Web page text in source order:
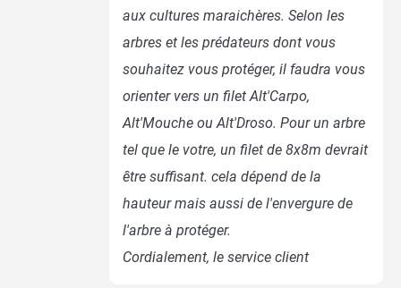
aux cultures maraichères. Selon les
arbres et les prédateurs dont vous
souhaitez vous protéger, il faudra vous
orienter vers un filet Alt'Carpo,
Alt'Mouche ou Alt'Droso. Pour un arbre
tel que le votre, un filet de 8x8m devrait
être suffisant. cela dépend de la
hauteur mais aussi de l'envergure de
l'arbre à protéger.
Cordialement, le service client